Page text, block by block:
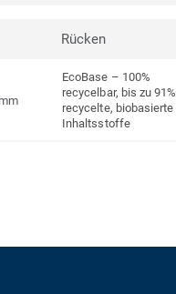
Rücken
EcoBase – 100%
recycelbar, bis zu 91%
recycelte, biobasierte
Inhaltsstoffe